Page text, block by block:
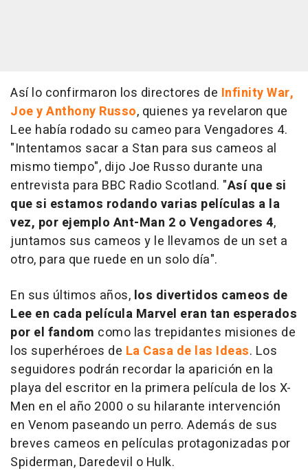
Así lo confirmaron los directores de Infinity War,
Joe y Anthony Russo, quienes ya revelaron que
Lee había rodado su cameo para Vengadores 4.
"Intentamos sacar a Stan para sus cameos al
mismo tiempo", dijo Joe Russo durante una
entrevista para BBC Radio Scotland. "Así que si
que si estamos rodando varias películas a la
vez, por ejemplo Ant-Man 2 o Vengadores 4,
juntamos sus cameos y le llevamos de un set a
otro, para que ruede en un solo día".
En sus últimos años, los divertidos cameos de
Lee en cada película Marvel eran tan esperados
por el fandom como las trepidantes misiones de
los superhéroes de La Casa de las Ideas. Los
seguidores podrán recordar la aparición en la
playa del escritor en la primera película de los X-
Men en el año 2000 o su hilarante intervención
en Venom paseando un perro. Además de sus
breves cameos en películas protagonizadas por
Spiderman, Daredevil o Hulk.